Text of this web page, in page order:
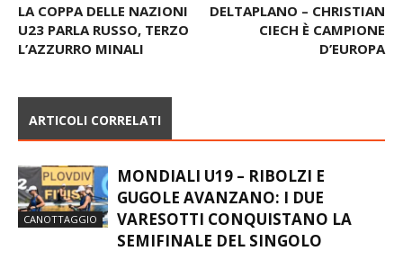
LA COPPA DELLE NAZIONI
U23 PARLA RUSSO, TERZO
L’AZZURRO MINALI
DELTAPLANO – CHRISTIAN
CIECH È CAMPIONE
D’EUROPA
ARTICOLI CORRELATI
CANOTTAGGIO
MONDIALI U19 – RIBOLZI E
GUGOLE AVANZANO: I DUE
VARESOTTI CONQUISTANO LA
SEMIFINALE DEL SINGOLO